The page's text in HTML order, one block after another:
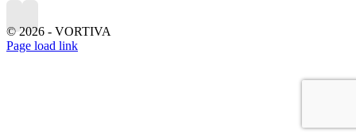
© 2026 - VORTIVA
Page load link